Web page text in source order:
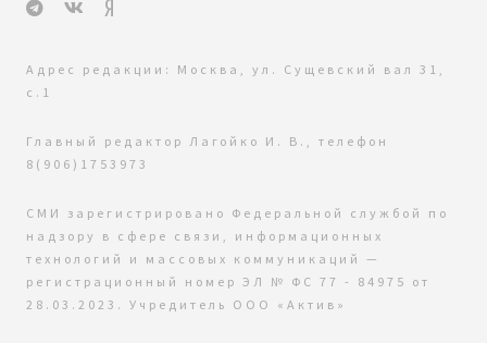
Адрес редакции: Москва, ул. Сущевский вал 31,
с.1
Главный редактор Лагойко И. В., телефон
8(906)1753973
СМИ зарегистрировано Федеральной службой по
надзору в сфере связи, информационных
технологий и массовых коммуникаций —
регистрационный номер ЭЛ № ФС 77 - 84975 от
28.03.2023. Учредитель ООО «Актив»